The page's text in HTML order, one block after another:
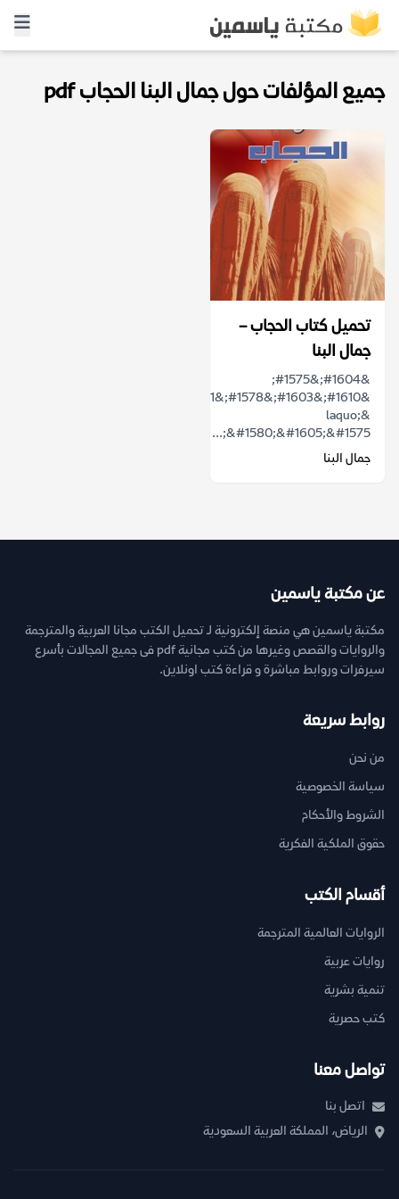
جميع المؤلفات حول جمال البنا الحجاب pdf
تحميل كتاب الحجاب –
جمال البنا
&#1604;&#1575;
&laquo;
&#1580;&#1605;&#1575;...
جمال البنا
عن مكتبة ياسمين
مكتبة ياسمين هي منصة إلكترونية لـ تحميل الكتب مجانا العربية والمترجمة
والروايات والقصص وغيرها من كتب مجانية pdf فى جميع المجالات بأسرع
سيرفرات وروابط مباشرة و قراءة كتب اونلاين.
روابط سريعة
من نحن
سياسة الخصوصية
الشروط والأحكام
حقوق الملكية الفكرية
أقسام الكتب
الروايات العالمية المترجمة
روايات عربية
تنمية بشرية
كتب حصرية
تواصل معنا
اتصل بنا
الرياض، المملكة العربية السعودية